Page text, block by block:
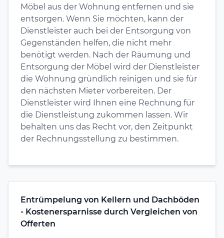
Möbel aus der Wohnung entfernen und sie
entsorgen. Wenn Sie möchten, kann der
Dienstleister auch bei der Entsorgung von
Gegenständen helfen, die nicht mehr
benötigt werden. Nach der Räumung und
Entsorgung der Möbel wird der Dienstleister
die Wohnung gründlich reinigen und sie für
den nächsten Mieter vorbereiten. Der
Dienstleister wird Ihnen eine Rechnung für
die Dienstleistung zukommen lassen. Wir
behalten uns das Recht vor, den Zeitpunkt
der Rechnungsstellung zu bestimmen.
Entrümpelung von Kellern und Dachböden
- Kostenersparnisse durch Vergleichen von
Offerten